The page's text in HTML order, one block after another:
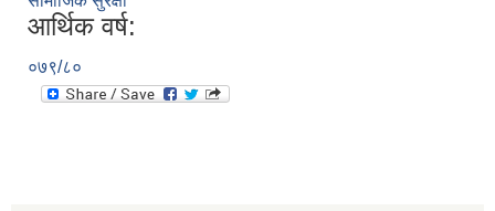
आर्थिक वर्ष:
०७९/८०